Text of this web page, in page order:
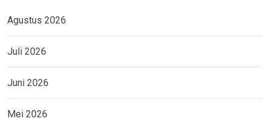
Agustus 2026
Juli 2026
Juni 2026
Mei 2026